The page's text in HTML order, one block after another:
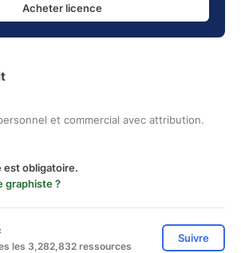
Acheter licence
et commercial avec attribution.
est obligatoire.
graphiste ?
les 3,282,832 ressources
Suivre